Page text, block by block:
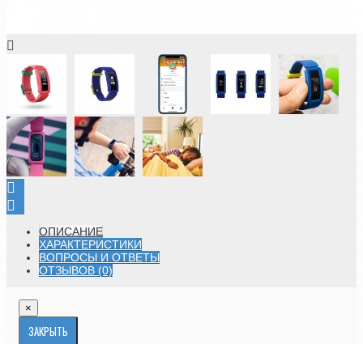
ОПИСАНИЕ
ХАРАКТЕРИСТИКИ
ВОПРОСЫ И ОТВЕТЫ
ОТЗЫВОВ (0)
×
ЗАКРЫТЬ